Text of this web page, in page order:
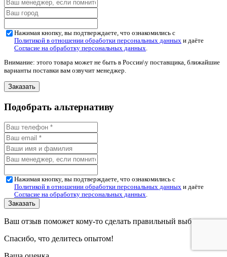
Нажимая кнопку, вы подтверждаете, что ознакомились с
Политикой в отношении обработки персональных данных и даёте
Согласие на обработку персональных данных
Внимание: этого товара может не быть в России\у поставщика, ближайшие
варианты поставки вам озвучит менеджер.
Подобрать альтернативу
Нажимая кнопку, вы подтверждаете, что ознакомились с
Политикой в отношении обработки персональных данных и даёте
Согласие на обработку персональных данных.
Ваш отзыв поможет кому-то сделать правильный выбор.
Спасибо, что делитесь опытом!